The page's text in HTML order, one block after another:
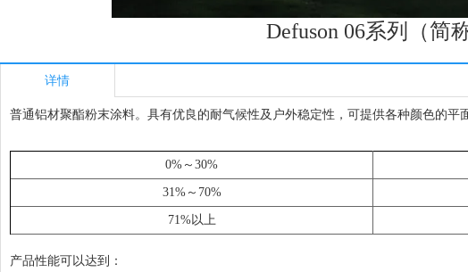
Defuson 06系列（简
详情
普通铝材聚酯粉末涂料。具有优良的耐气候性及户外稳定性，可提供各种颜色的平
0%～30%
31%～70%
71%以上
产品性能可以达到：